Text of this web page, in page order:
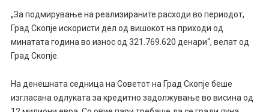
„За подмирување на реализираните расходи во периодот,
Град Скопје искористи дел од вишокот на приходи од
минататa година во износ од 321.769.620 денари“, велат од
Град Скопје.
На денешната седница на Советот на Град Скопје беше
изгласана одлуката за кредитно задолжување во висина од